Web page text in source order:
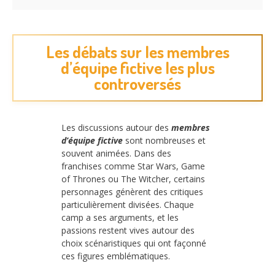
Les débats sur les membres
d’équipe fictive les plus
controversés
Les discussions autour des membres
d’équipe fictive sont nombreuses et
souvent animées. Dans des
franchises comme Star Wars, Game
of Thrones ou The Witcher, certains
personnages génèrent des critiques
particulièrement divisées. Chaque
camp a ses arguments, et les
passions restent vives autour des
choix scénaristiques qui ont façonné
ces figures emblématiques.